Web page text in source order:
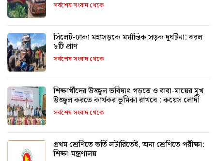
সর্বশেষ সংবাদ থেকে
সিলেট-ঢাকা মহাসড়কে মর্মান্তিক সড়ক দুর্ঘটনা: ঝরল
৮টি প্রাণ
সর্বশেষ সংবাদ থেকে
শিক্ষার্থীদের উজ্জ্বল ভবিষ্যৎ গড়তে ও বাবা-মায়ের মুখ
উজ্জ্বল করতে কার্যকর ভূমিকা রাখবে : কয়েস লোদী
সর্বশেষ সংবাদ থেকে
প্রথম শ্রেণিতে ভর্তি লটারিতেই, অন্য শ্রেণিতে পরীক্ষা:
শিক্ষা মন্ত্রণালয়